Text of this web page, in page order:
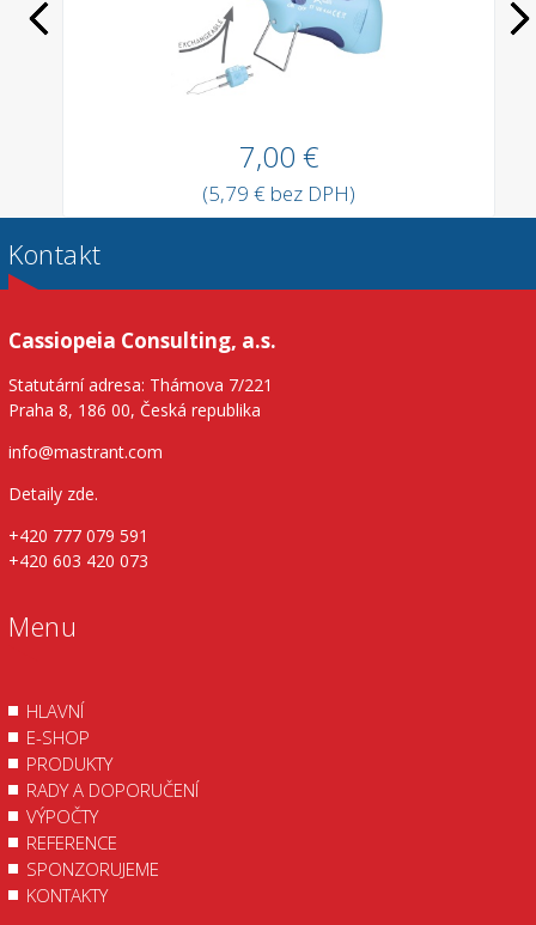
7,00 €
(5,79 € bez DPH)
Kontakt
Cassiopeia Consulting, a.s.
Statutární adresa: Thámova 7/221
Praha 8, 186 00, Česká republika
info@mastrant.com
Detaily zde.
+420 777 079 591
+420 603 420 073
Menu
HLAVNÍ
E-SHOP
PRODUKTY
RADY A DOPORUČENÍ
VÝPOČTY
REFERENCE
SPONZORUJEME
KONTAKTY